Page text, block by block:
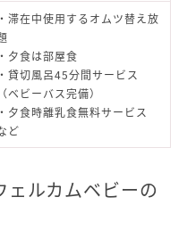
・滞在中使用するオムツ替え放
・夕食は部屋食
・貸切風呂45分間サービス
（ベビーバス完備）
・夕食時離乳食無料サービス
ど
ルカムベビーの